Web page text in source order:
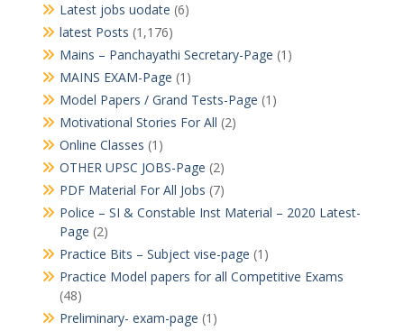
Latest jobs uodate (6)
latest Posts (1,176)
Mains – Panchayathi Secretary-Page (1)
MAINS EXAM-Page (1)
Model Papers / Grand Tests-Page (1)
Motivational Stories For All (2)
Online Classes (1)
OTHER UPSC JOBS-Page (2)
PDF Material For All Jobs (7)
Police – SI & Constable Inst Material – 2020 Latest-
Page (2)
Practice Bits – Subject vise-page (1)
Practice Model papers for all Competitive Exams
(48)
Preliminary- exam-page (1)